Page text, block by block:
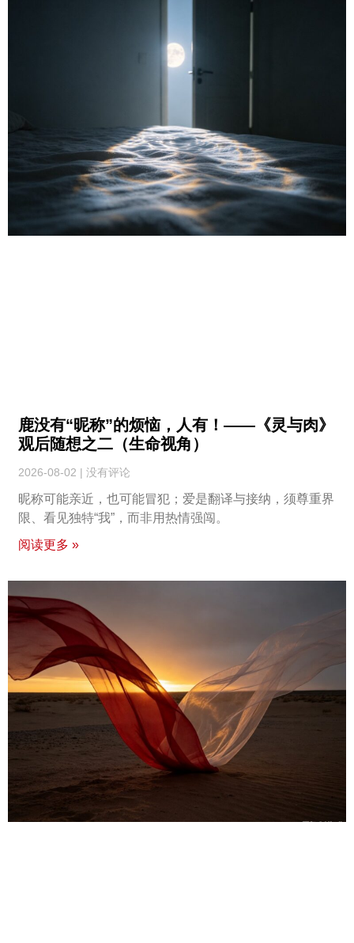
鹿没有“昵称”的烦恼，人有！——《灵与肉》
观后随想之二（生命视角）
2026-08-02 没有评论
昵称可能亲近，也可能冒犯；爱是翻译与接纳，须尊重界
限、看见独特“我”，而非用热情强闯。
阅读更多 »